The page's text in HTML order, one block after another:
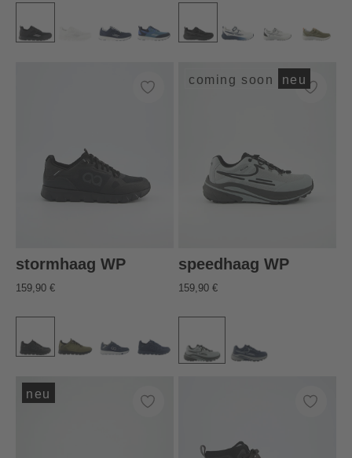
stormhaag WP
159,90 €
coming soon neu
speedhaag WP
159,90 €
neu